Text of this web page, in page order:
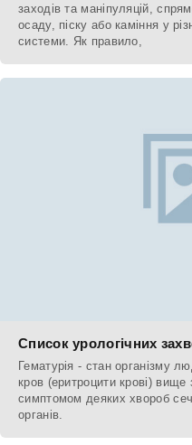
заходів та маніпуляцій,
осаду, піску або каміння у
системи. Як правило,
Список урологічних
Гематурія - стан організму
кров (еритроцити крові) вище
симптомом деяких хвороб
органів.